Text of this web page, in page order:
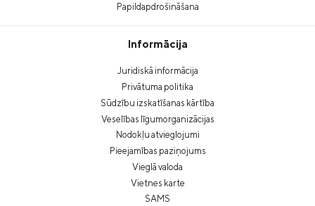
Papildapdrošināšana
Informācija
Juridiskā informācija
Privātuma politika
Sūdzību izskatīšanas kārtība
Veselības līgumorganizācijas
Nodokļu atvieglojumi
Pieejamības paziņojums
Vieglā valoda
Vietnes karte
SAMS